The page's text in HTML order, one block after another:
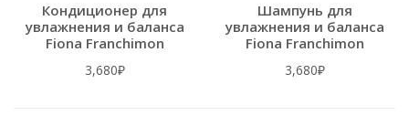
Кондиционер для
увлажнения и баланса
Fiona Franchimon
3,680₽
Шампунь для
увлажнения и баланса
Fiona Franchimon
3,680₽